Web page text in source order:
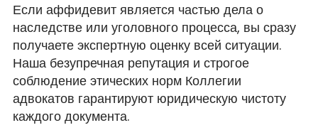
Если аффидевит является частью дела о
наследстве или уголовного процесса, вы сразу
получаете экспертную оценку всей ситуации.
Наша безупречная репутация и строгое
соблюдение этических норм Коллегии
адвокатов гарантируют юридическую чистоту
каждого документа.